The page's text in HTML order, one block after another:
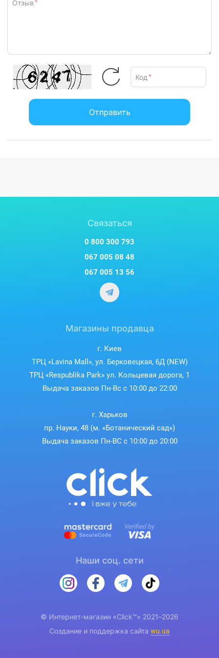
деталям. Прозрачные дверцы созданы для легкого
контроля процесса приготовления без необходимости
открывать печь, что помогает сохранять тепло и экономить
время. Кроме того, все листы и поверхности для
приготовления можно очищать в посудомоечной машине,
что значительно упрощает уход за устройством. А также
блюд. Эти функции делают использование прибора не
для восьми человек всего за 15 минут. Наслаждайтесь
готовит идеальные блюда на ужин. Это устройство
разработано для того, чтобы экономить ваше время и
питательные блюда для всей семьи. Независимо от вашего
расписания, вы всегда будете готовы ко вкусным и
быстрым кулинарным шедеврам.
Отзыв *
Код *
Отправить
Связаться
0 800 300 793
067 005 08 48
067 005 13 56
Магазины продавца
г. Киев
ТРЦ «Lavina Mall», ул. Берковецкая, 6Д (NEW)
ТРЦ «Respublika Park» ул. Кольцевая дорога, 1
Выдача заказов Пн-Вс с 10:00 до 22:00
г. Харьков
пр. Науки, 48 (м. «Ботанический сад»)
Выдача заказов Пн-ВС с 10:00 до 20:00
Наши соц. сети
© Интернет-магазин «Click™» 2021–2026
Создание и поддержка сайта wu.ua